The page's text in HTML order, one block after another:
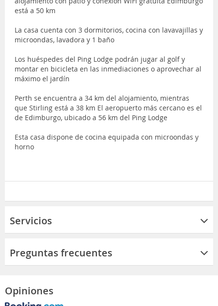
está a 50 km
La casa cuenta con 3 dormitorios, cocina con lavavajillas y
microondas, lavadora y 1 baño
Los huéspedes del Ping Lodge podrán jugar al golf y
montar en bicicleta en las inmediaciones o aprovechar al
máximo el jardín
Perth se encuentra a 34 km del alojamiento, mientras
que Stirling está a 38 km El aeropuerto más cercano es el
de Edimburgo, ubicado a 56 km del Ping Lodge
Esta casa dispone de cocina equipada con microondas y
horno
Servicios
Preguntas frecuentes
Opiniones